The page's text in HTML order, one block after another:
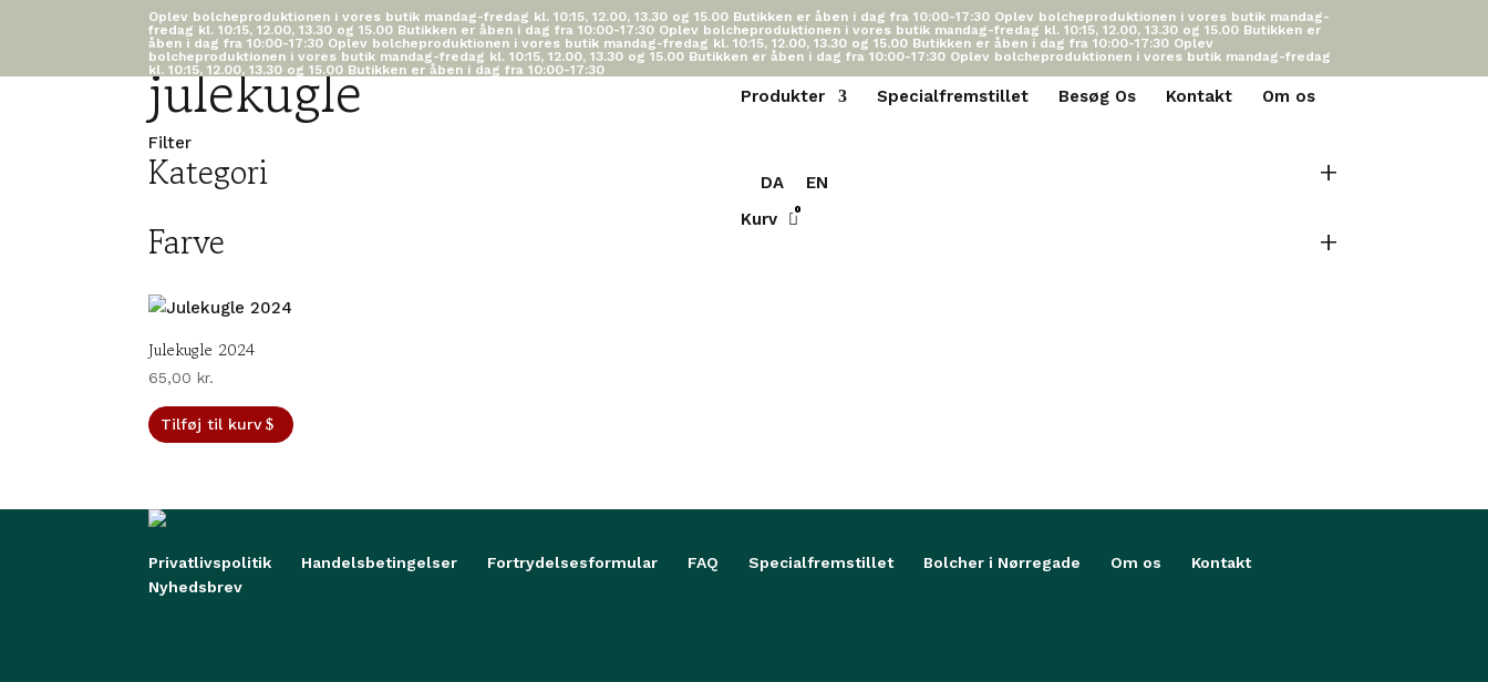
Oplev bolcheproduktionen i vores butik mandag-fredag kl. 10:15, 12.00, 13.30 og 15.00 Butikken er åben i dag fra 10:00-17:30 Oplev bolcheproduktionen i vores butik mandag-
fredag kl. 10:15, 12.00, 13.30 og 15.00 Butikken er åben i dag fra 10:00-17:30 Oplev bolcheproduktionen i vores butik mandag-fredag kl. 10:15, 12.00, 13.30 og 15.00 Butikken er
åben i dag fra 10:00-17:30 Oplev bolcheproduktionen i vores butik mandag-fredag kl. 10:15, 12.00, 13.30 og 15.00 Butikken er åben i dag fra 10:00-17:30 Oplev
bolcheproduktionen i vores butik mandag-fredag kl. 10:15, 12.00, 13.30 og 15.00 Butikken er åben i dag fra 10:00-17:30 Oplev bolcheproduktionen i vores butik mandag-fredag
kl. 10:15, 12.00, 13.30 og 15.00 Butikken er åben i dag fra 10:00-17:30
Produkter Specialfremstillet Besøg Os Kontakt Om os
DA
EN
Kurv
0
julekugle
Filter
Kategori
+
Farve
+
Julekugle 2024
65,00kr.
Tilføj til kurv
Privatlivspolitik Handelsbetingelser Fortrydelsesformular FAQ Specialfremstillet Bolcher i Nørregade Om os
Kontakt
Nyhedsbrev